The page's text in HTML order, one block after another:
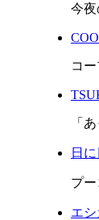
今夜
コ
「
日
プ
エ